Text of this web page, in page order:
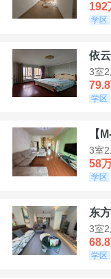
192
学区
依
3室
学区
【
3室
58
学区
东
3室
学区